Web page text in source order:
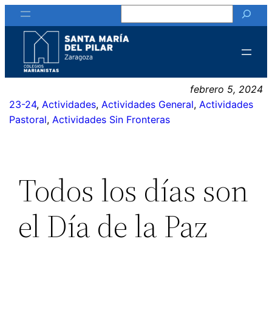
Saltar
al
contenido
febrero 5, 2024
23-24, Actividades, Actividades General, Actividades
Pastoral, Actividades Sin Fronteras
Todos los días son
el Día de la Paz